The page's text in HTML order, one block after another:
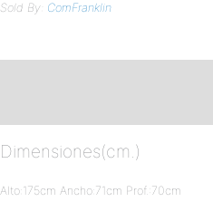
Sold By: ComFranklin
Dimensiones(cm.)
Alto:175cm Ancho:71cm Prof.:70cm